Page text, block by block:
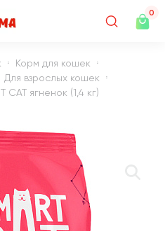
0
Корм для кошек
Для взрослых кошек
ягненок (1,4 кг)